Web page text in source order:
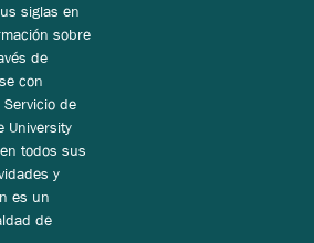
siglas en
sobre
de
con
de
University
todos sus
y
es un
de